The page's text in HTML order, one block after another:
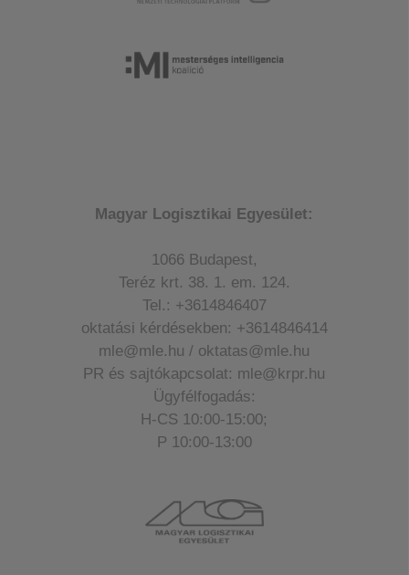
Magyar Logisztikai Egyesület:
1066 Budapest,
Teréz krt. 38. 1. em. 124.
Tel.: +3614846407
oktatási kérdésekben: +3614846414
mle@mle.hu / oktatas@mle.hu
PR és sajtókapcsolat: mle@krpr.hu
Ügyfélfogadás:
H-CS 10:00-15:00;
P 10:00-13:00